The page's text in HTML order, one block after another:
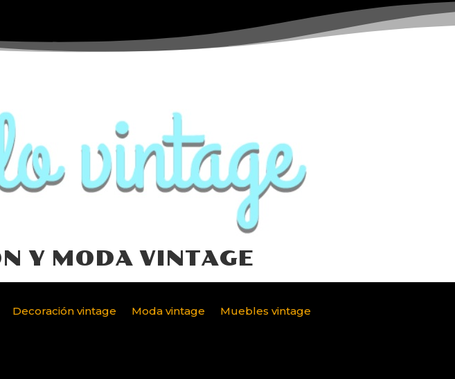
Y MODA VINTAGE
Decoración vintage Moda vintage Muebles vintage